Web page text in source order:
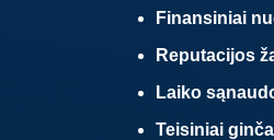
Finansiniai
Reputacijos
Laiko
Teisiniai